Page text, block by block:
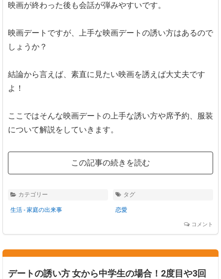
映画が終わった後も会話が弾みやすいです。
映画デートですが、上手な映画デートの誘い方はあるので
しょうか？
結論から言えば、素直に見たい映画を誘えば大丈夫です
よ！
ここではそんな映画デートの上手な誘い方や席予約、服装
について解説をしていきます。
この記事の続きを読む
カテゴリー
生活 - 家庭の出来事
タグ
恋愛
コメント
デートの誘い方 女から中学生の場合！2度目や3回